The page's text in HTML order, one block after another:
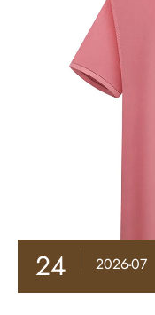
24 2026-07